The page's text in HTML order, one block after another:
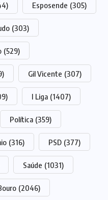
Esposende (305)
(303)
(529)
Gil Vicente (307)
I Liga (1407)
Política (359)
(316) PSD (377)
Saúde (1031)
(2046)